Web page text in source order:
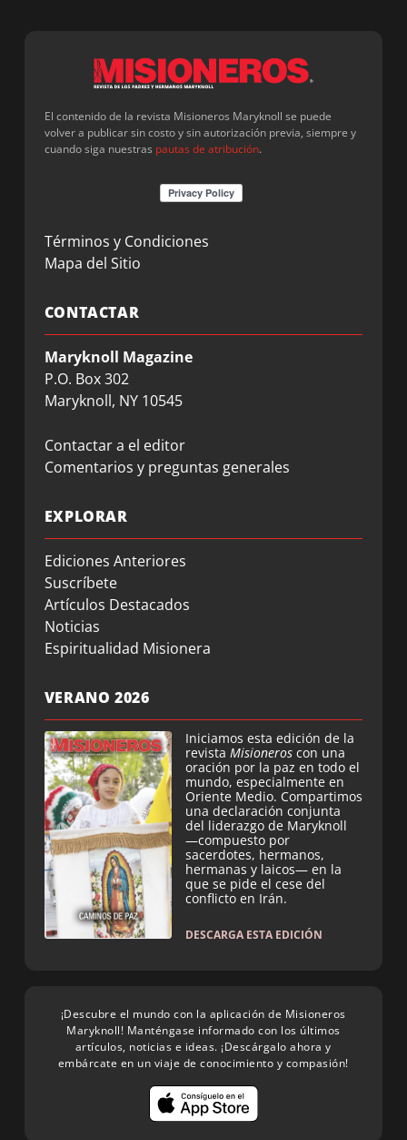
El contenido de la revista Misioneros Maryknoll se puede
volver a publicar sin costo y sin autorización previa, siempre y
cuando siga nuestras pautas de atribución.
Términos y Condiciones
Mapa del Sitio
CONTACTAR
Maryknoll Magazine
P.O. Box 302
Maryknoll, NY 10545
Contactar a el editor
Comentarios y preguntas generales
EXPLORAR
Ediciones Anteriores
Suscríbete
Artículos Destacados
Noticias
Espiritualidad Misionera
VERANO 2026
Iniciamos esta edición de la
revista Misioneros con una
oración por la paz en todo el
mundo, especialmente en
Oriente Medio. Compartimos
una declaración conjunta
del liderazgo de Maryknoll
—compuesto por
sacerdotes, hermanos,
hermanas y laicos— en la
que se pide el cese del
conflicto en Irán.
DESCARGA ESTA EDICIÓN
¡Descubre el mundo con la aplicación de Misioneros
Maryknoll! Manténgase informado con los últimos
artículos, noticias e ideas. ¡Descárgalo ahora y
embárcate en un viaje de conocimiento y compasión!